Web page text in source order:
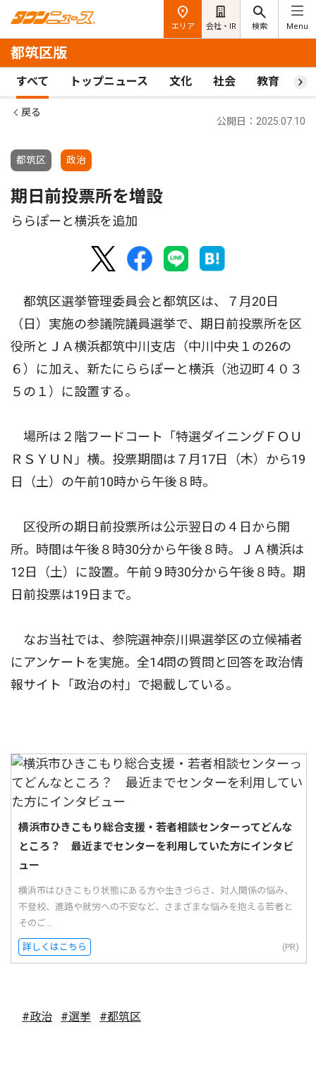
エリア 会社・IR 検索 Menu
都筑区版
すべて トップニュース 文化 社会 教育 ス
戻る
都筑区 政治
公開日：2025.07.10
期日前投票所を増設
ららぽーと横浜を追加
都筑区選挙管理委員会と都筑区は、７月20日
（日）実施の参議院議員選挙で、期日前投票所を区
役所とＪＡ横浜都筑中川支店（中川中央１の26の
６）に加え、新たにららぽーと横浜（池辺町４０３
５の１）に設置する。
場所は２階フードコート「特選ダイニングＦＯＵ
ＲＳＹＵＮ」横。投票期間は７月17日（木）から19
日（土）の午前10時から午後８時。
区役所の期日前投票所は公示翌日の４日から開
所。時間は午後８時30分から午後８時。ＪＡ横浜は
12日（土）に設置。午前９時30分から午後８時。期
日前投票は19日まで。
なお当社では、参院選神奈川県選挙区の立候補者
にアンケートを実施。全14問の質問と回答を政治情
報サイト「政治の村」で掲載している。
横浜市ひきこもり総合支援・若者相談センターってどんな
ところ？ 最近までセンターを利用していた方にインタビ
ュー
横浜市はひきこもり状態にある方や生きづらさ、対人関係の悩み、
不登校、進路や就労への不安など、さまざまな悩みを抱える若者と
そのご...
詳しくはこちら (PR)
#政治 #選挙 #都筑区